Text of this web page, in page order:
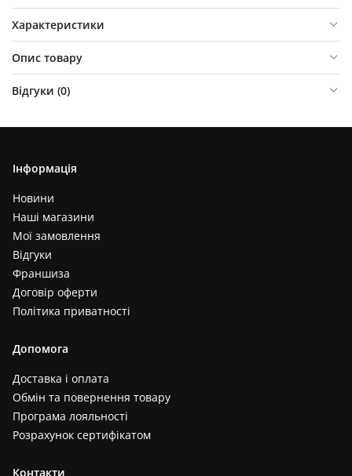
Характеристики
Опис товару
Відгуки (0)
Інформація
Новини
Наші магазини
Мої замовлення
Відгуки
Франшиза
Договір оферти
Політика приватності
Допомога
Доставка і оплата
Обмін та повернення товару
Програма лояльності
Розрахунок сертифікатом
Контакти